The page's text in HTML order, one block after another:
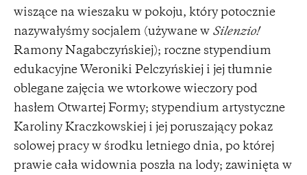
wiszące na wieszaku w pokoju, który potocznie
nazywałyśmy socjalem (używane w Silenzio!
Ramony Nagabczyńskiej); roczne stypendium
edukacyjne Weroniki Pelczyńskiej i jej tłumnie
oblegane zajęcia we wtorkowe wieczory pod
hasłem Otwartej Formy; stypendium artystyczne
Karoliny Kraczkowskiej i jej poruszający pokaz
solowej pracy w środku letniego dnia, po której
prawie cała widownia poszła na lody; zawinięta w